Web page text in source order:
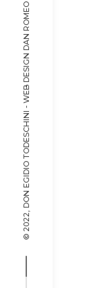
© 2022, DON EGIDIO TODESCHINI - WEB DESIGN
DAN ROMEO